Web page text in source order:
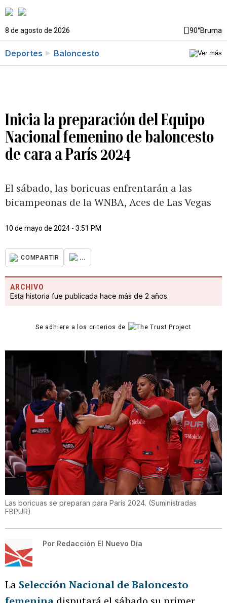
8 de agosto de 2026 90°Bruma
Deportes Baloncesto
Inicia la preparación del Equipo
Nacional femenino de baloncesto
de cara a París 2024
El sábado, las boricuas enfrentarán a las
bicampeonas de la WNBA, Aces de Las Vegas
10 de mayo de 2024 - 3:51 PM
COMPARTIR ...
ARCHIVO
Esta historia fue publicada hace más de 2 años.
Se adhiere a los criterios de
Las boricuas se preparan para París 2024. (Suministradas
FBPUR)
Por Redacción El Nuevo Día
La Selección Nacional de Baloncesto